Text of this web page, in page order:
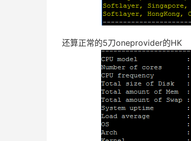
还算正常的5刀oneprovider的HK